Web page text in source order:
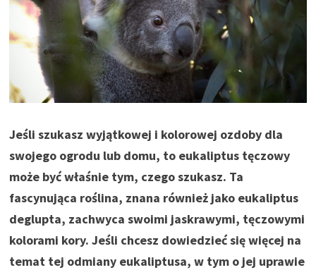
Jeśli szukasz wyjątkowej i kolorowej ozdoby dla
swojego ogrodu lub domu, to eukaliptus tęczowy
może być właśnie tym, czego szukasz. Ta
fascynująca roślina, znana również jako eukaliptus
deglupta, zachwyca swoimi jaskrawymi, tęczowymi
kolorami kory. Jeśli chcesz dowiedzieć się więcej na
temat tej odmiany eukaliptusa, w tym o jej uprawie